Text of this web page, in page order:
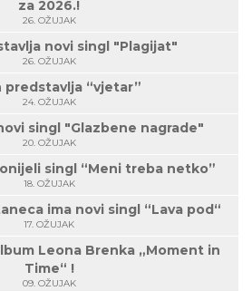
za 2026.!
26. OŽUJAK
novi singl "Plagijat"
26. OŽUJAK
predstavlja “vjetar”
24. OŽUJAK
singl "Glazbene nagrade"
20. OŽUJAK
singl “Meni treba netko”
18. OŽUJAK
ima novi singl “Lava pod“
17. OŽUJAK
Leona Brenka „Moment in
Time“ !
09. OŽUJAK